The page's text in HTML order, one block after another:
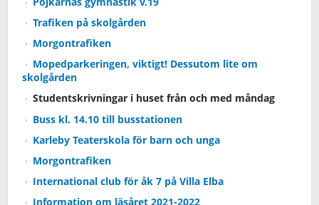
Trafiken på skolgården
Morgontrafiken
Mopedparkeringen, viktigt! Dessutom lite om
skolgården
Studentskrivningar i huset från och med måndag
Buss kl. 14.10 till busstationen
Karleby Teaterskola för barn och unga
Morgontrafiken
International club för åk 7 på Villa Elba
Information om läsåret 2021-2022